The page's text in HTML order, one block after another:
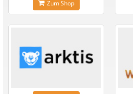
Zum Shop